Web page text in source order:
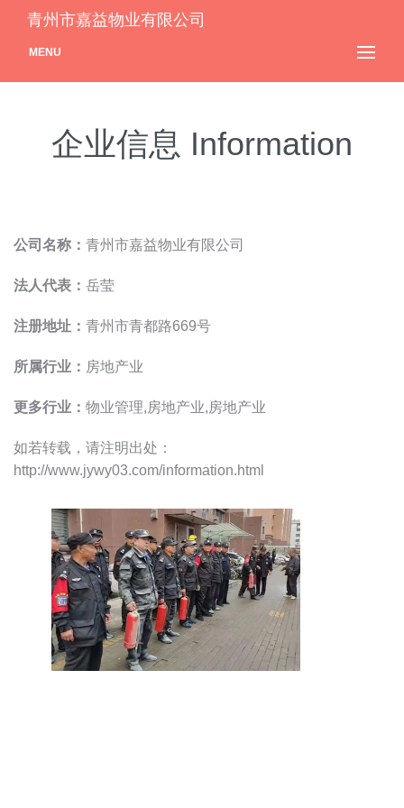
青州市嘉益物业有限公司
MENU
企业信息 Information
公司名称： 青州市嘉益物业有限公司
法人代表： 岳莹
注册地址： 青州市青都路669号
所属行业： 房地产业
更多行业： 物业管理,房地产业,房地产业
如若转载，请注明出处：
http://www.jywy03.com/information.html